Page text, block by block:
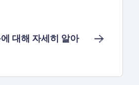
대해 자세히 알아